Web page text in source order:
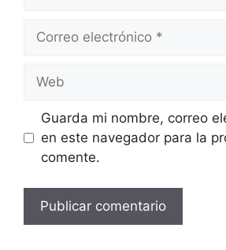
Correo
Web
Guarda mi nombre, correo
en este navegador para la
comente.